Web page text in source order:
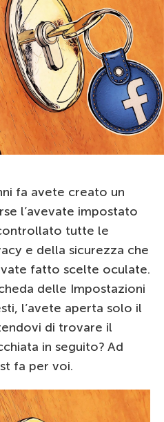
fa avete creato un
l’avevate impostato
tutte le
e della sicurezza che
fatto scelte oculate.
delle Impostazioni
l’avete aperta solo il
di trovare il
in seguito? Ad
fa per voi.